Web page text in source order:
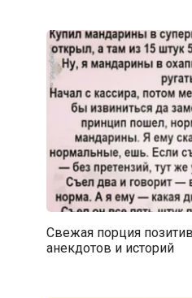
Свежая порция
анекдотов и историй